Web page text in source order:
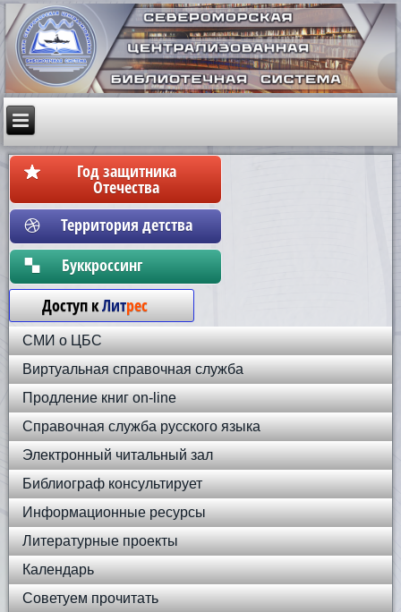
Год защитника
Отечества
Территория детства
Бyккpoccинг
Доступ кЛитрес
СМИ о ЦБС
Виртуальная справочная служба
Продление книг on-line
Справочная служба русского языка
Электронный читальный зал
Библиограф консультирует
Информационные ресурсы
Литературные проекты
Календарь
Советуем прочитать